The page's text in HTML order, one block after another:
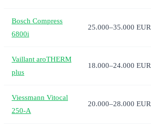
Bosch Compress
6800i
25.000–35.000 EUR
Vaillant aroTHERM
plus
18.000–24.000 EUR
Viessmann Vitocal
250-A
20.000–28.000 EUR